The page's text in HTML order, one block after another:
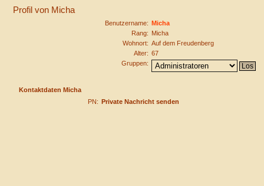
Profil von Micha
Benutzername: Micha
Rang: Micha
Wohnort: Auf dem Freudenberg
Alter: 67
Gruppen:
Kontaktdaten Micha
PN: Private Nachricht senden